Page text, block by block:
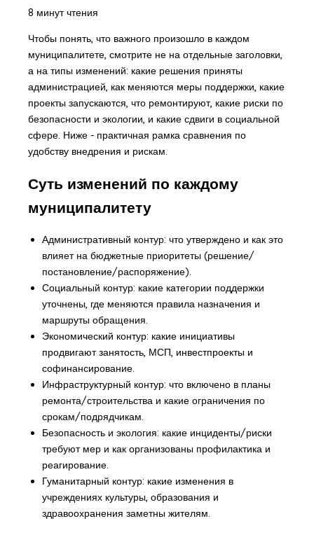
8 минут чтения
Чтобы понять, что важного произошло в каждом
муниципалитете, смотрите не на отдельные заголовки,
а на типы изменений: какие решения приняты
администрацией, как меняются меры поддержки, какие
проекты запускаются, что ремонтируют, какие риски по
безопасности и экологии, и какие сдвиги в социальной
сфере. Ниже - практичная рамка сравнения по
удобству внедрения и рискам.
Суть изменений по каждому
муниципалитету
Административный контур: что утверждено и как это
влияет на бюджетные приоритеты (решение/
постановление/распоряжение).
Социальный контур: какие категории поддержки
уточнены, где меняются правила назначения и
маршруты обращения.
Экономический контур: какие инициативы
продвигают занятость, МСП, инвестпроекты и
софинансирование.
Инфраструктурный контур: что включено в планы
ремонта/строительства и какие ограничения по
срокам/подрядчикам.
Безопасность и экология: какие инциденты/риски
требуют мер и как организованы профилактика и
реагирование.
Гуманитарный контур: какие изменения в
учреждениях культуры, образования и
здравоохранения заметны жителям.